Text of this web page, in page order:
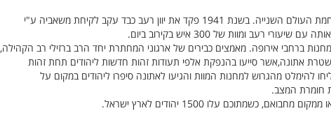
את ימיה היפים של הקהילה היהודית גדעו באכזריות הנאצים בתקופת מלחמת העולם השנייה. בשנת 1941 פקד את יוון רעב כבד עקב לקיחת משאביה ע"י
ומוות של 300 איש בקירוב ביום.
לגירוש של היהודים למחנות ברחבי אירופה. מאמצים כבירים של ארגוני המחתרת יחד הרב ברזילי רב הקהילה,
אתונה,אשר סייעו בהנפקת אלפי תעודות זהות חדשות ליהודים תחת זהות
להימלט מהגרוש למחנות המוות והגיעו לאתונה סיפרו ליהודים במקום על
חומרת המצב.